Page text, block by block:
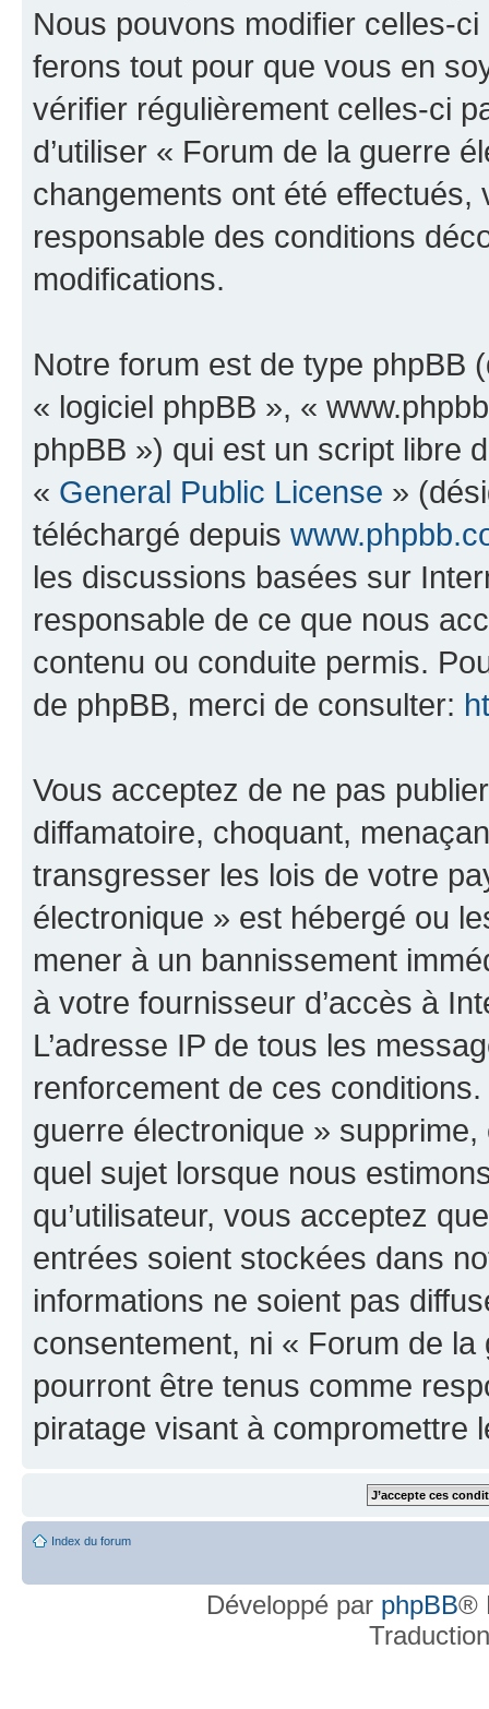
Nous pouvons modifier celles-
ferons tout pour que vous en
vérifier régulièrement celles-ci
d’utiliser « Forum de la guerre
changements ont été effectués,
responsable des conditions
modifications.
Notre forum est de type phpBB
« logiciel phpBB », «
phpBB ») qui est un script libre
« General Public License »
téléchargé depuis
les discussions basées sur
responsable de ce que nous
contenu ou conduite permis.
de phpBB, merci de consulter:
Vous acceptez de ne pas
diffamatoire, choquant,
transgresser les lois de votre
électronique » est hébergé ou
mener à un bannissement
à votre fournisseur d’accès à
L’adresse IP de tous les
renforcement de ces
guerre électronique »
quel sujet lorsque nous
qu’utilisateur, vous acceptez
entrées soient stockées dans
informations ne soient pas
consentement, ni « Forum de
pourront être tenus comme
piratage visant à compromettre
Index du forum
Développé par phpBB®